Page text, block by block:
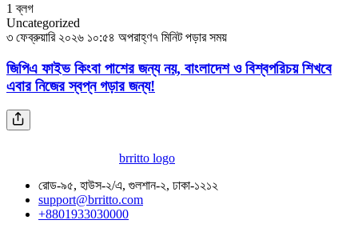
1 ব্লগ
Uncategorized
৩ ফেব্রুয়ারি ২০২৬ ১০:৫৪ অপরাহ্ণ৭ মিনিট পড়ার সময়
জিপিএ ফাইভ কিংবা পাশের জন্য নয়, বাংলাদেশ ও বিশ্বপরিচয় শিখবে
এবার নিজের স্বপ্ন গড়ার জন্য!
brritto logo
রোড-৯৫, হাউস-২/এ, গুলশান-২, ঢাকা-১২১২
support@brritto.com
+8801933030000